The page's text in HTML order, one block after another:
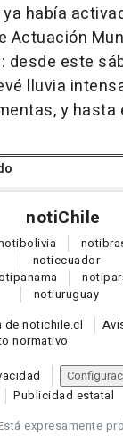
había
Actuación
desde este
lluvia
y hasta
notiChile
bolivia noti
notiecuador
panama noti
notiuruguay
de notichile.cl
normativo
Publicidad estatal
expresamente